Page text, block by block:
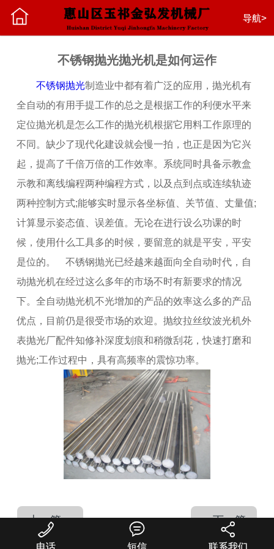
首页
公司介绍
加工类别
新闻中心
留言中心
联系我们
导航>
不锈钢抛光抛光机是如何运作
不锈钢抛光制造业中都有着广泛的应用，抛光机有
全自动的有用手提工作的总之是根据工作的利便水平来
定位抛光机是怎么工作的抛光机根据它用料工作原理的
不同。缺少了现代化建设就会慢一拍，也正是因为它兴
起，提高了千倍万倍的工作效率。系统同时具备示教盒
示教和离线编程两种编程方式，以及点到点或连续轨迹
两种控制方式;能够实时显示各坐标值、关节值、丈量值;
计算显示姿态值、误差值。无论在进行设么功课的时
候，使用什么工具多的时候，要留意的就是平安，平安
是位的。 不锈钢抛光已经越来越面向全自动时代，自
动抛光机在经过这么多年的市场不时有新要求的情况
下。全自动抛光机不光增加的产品的效率这么多的产品
优点，目前仍是很受市场的欢迎。抛纹拉丝纹波光机外
表抛光厂配件知修补深度划痕和稍微刮花，快速打磨和
抛光;工作过程中，具有高频率的震惊功率。
上一篇 下一篇

电话

短信

联系我们